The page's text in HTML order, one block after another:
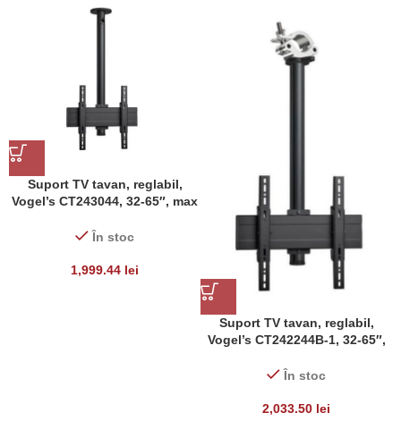
Suport TV tavan, reglabil,
Vogel’s CT243044, 32-65″, max
În stoc
1,999.44 lei
Suport TV tavan, reglabil,
Vogel’s CT242244B-1, 32-65″,
În stoc
2,033.50 lei